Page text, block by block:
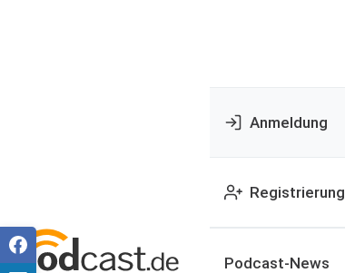
Anmeldung
Registrierung
Podcast-News